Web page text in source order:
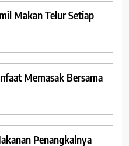
Makan Telur Setiap
Memasak Bersama
Penangkalnya